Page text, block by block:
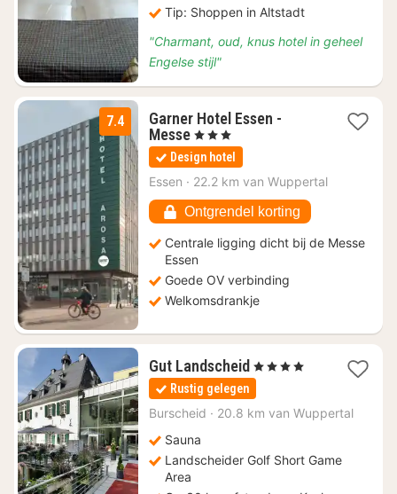
Tip: Shoppen in Altstadt
"Charmant, oud, knus hotel in geheel
Engelse stijl"
7.4
Garner Hotel Essen -
Messe1
nacht
vanaf
€
69
, 3 Sterren
Design hotel
Essen · 22.2 km van Wuppertal
Ontgrendel korting
Centrale ligging dicht bij de Messe
Essen
Goede OV verbinding
Welkomsdrankje
Gut Landscheid 1
nacht
vanaf
€
, 4 Sterren
Rustig gelegen
Burscheid · 20.8 km van Wuppertal
Sauna
Landscheider Golf Short Game
Area